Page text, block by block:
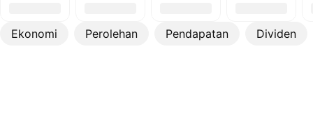
Ekonomi Perolehan Pendapatan Dividen
Lebih lanjut